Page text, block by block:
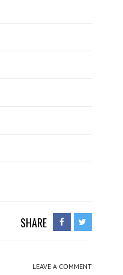
SHARE
LEAVE A COMMENT